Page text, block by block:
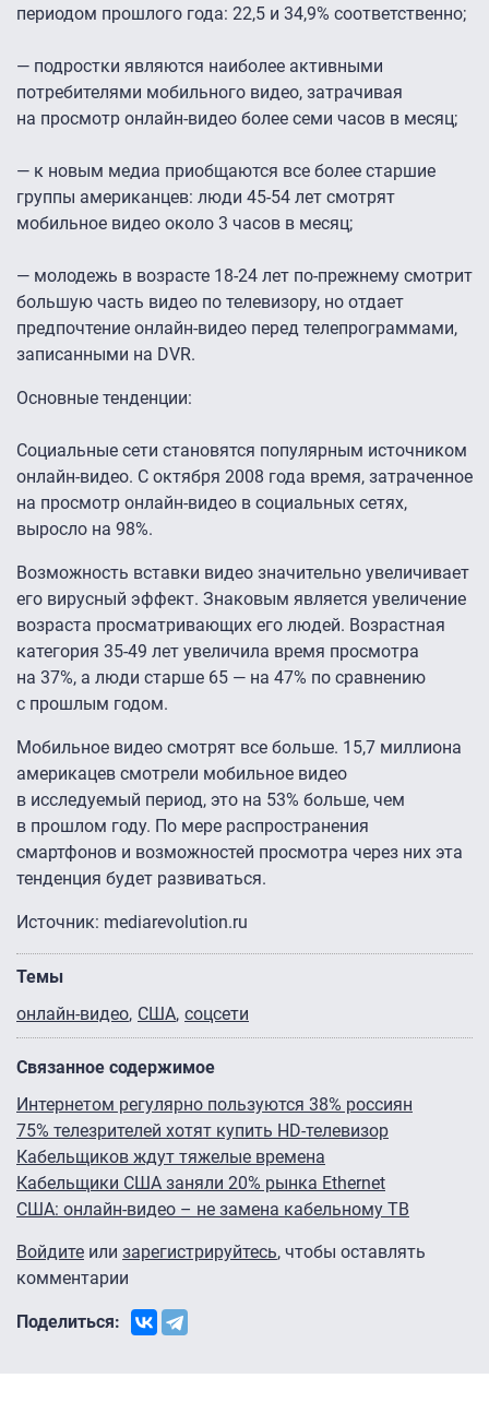
периодом прошлого года: 22,5 и 34,9% соответственно;
— подростки являются наиболее активными
потребителями мобильного видео, затрачивая
на просмотр онлайн-видео более семи часов в месяц;
— к новым медиа приобщаются все более старшие
группы американцев: люди 45-54 лет смотрят
мобильное видео около 3 часов в месяц;
— молодежь в возрасте 18-24 лет по-прежнему смотрит
большую часть видео по телевизору, но отдает
предпочтение онлайн-видео перед телепрограммами,
записанными на DVR.
Основные тенденции:
Социальные сети становятся популярным источником
онлайн-видео. С октября 2008 года время, затраченное
на просмотр онлайн-видео в социальных сетях,
выросло на 98%.
Возможность вставки видео значительно увеличивает
его вирусный эффект. Знаковым является увеличение
возраста просматривающих его людей. Возрастная
категория 35-49 лет увеличила время просмотра
на 37%, а люди старше 65 — на 47% по сравнению
с прошлым годом.
Мобильное видео смотрят все больше. 15,7 миллиона
америкацев смотрели мобильное видео
в исследуемый период, это на 53% больше, чем
в прошлом году. По мере распространения
смартфонов и возможностей просмотра через них эта
тенденция будет развиваться.
Источник: mediarevolution.ru
Темы
онлайн-видео США соцсети
Связанное содержимое
Интернетом регулярно пользуются 38% россиян
75% телезрителей хотят купить HD-телевизор
Кабельщиков ждут тяжелые времена
Кабельщики США заняли 20% рынка Ethernet
США: онлайн-видео – не замена кабельному ТВ
Войдите или зарегистрируйтесь, чтобы оставлять
комментарии
Поделиться: